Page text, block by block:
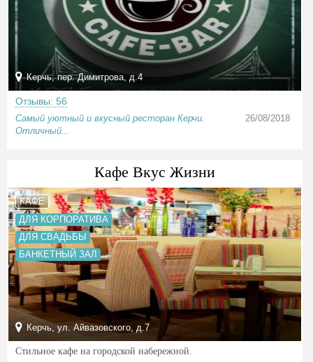
Керчь, пер. Димитрова, д.4
Отзывы: 56
Самый уютный и вкусный ресторан Керчи.
Отличный...
26/08/2018
Кафе Вкус Жизни
КАФЕ
ДЛЯ КОРПОРАТИВА
ДЛЯ СВАДЬБЫ
БАНКЕТНЫЙ ЗАЛ
Керчь, ул. Айвазовского, д.7
Стильное кафе на городской набережной.